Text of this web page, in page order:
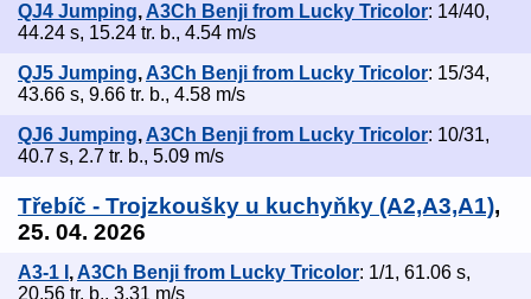
QJ4 Jumping, A3Ch Benji from Lucky Tricolor: 14/40,
44.24 s, 15.24 tr. b., 4.54 m/s
QJ5 Jumping,A3Ch Benji from Lucky Tricolor: 15/34,
43.66 s, 9.66 tr. b., 4.58 m/s
QJ6 Jumping, A3Ch Benji from Lucky Tricolor: 10/31,
40.7 s, 2.7 tr. b., 5.09 m/s
Třebíč - Trojzkoušky u kuchyňky (A2,A3,A1),
25. 04. 2026
A3-1 I ,A3Ch Benji from Lucky Tricolor: 1/1, 61.06 s,
20.56 tr. b., 3.31 m/s